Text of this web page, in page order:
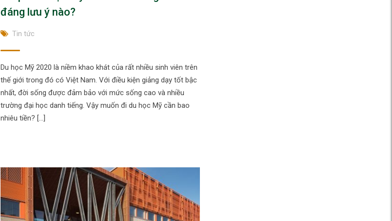
đáng lưu ý nào?
Tin tức
Du học Mỹ 2020 là niềm khao khát của rất nhiều sinh viên trên
thế giới trong đó có Việt Nam. Với điều kiện giảng dạy tốt bậc
nhất, đời sống được đảm bảo với mức sống cao và nhiều
trường đại học danh tiếng. Vậy muốn đi du học Mỹ cần bao
nhiêu tiền? […]